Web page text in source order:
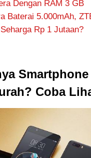
Dengan RAM 3 GB
Baterai 5.000mAh,
Rp 1 Jutaan?
Smartphone
Coba